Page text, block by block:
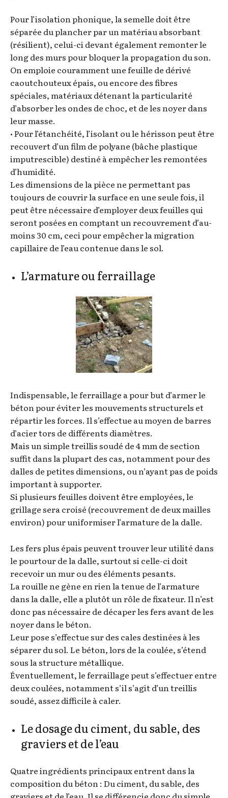
Pour l’isolation phonique, la semelle doit être
séparée du plancher par un matériau absorbant
(résilient), celui-ci devant également remonter le
long des murs pour bloquer la propagation du son.
On emploie couramment une feuille de dérivé
caoutchouteux épais, ou encore des fibres
spéciales, matériaux détenant la particularité
d’absorber les ondes de choc, et de les noyer dans
leur masse.
• Pour l’étanchéité, l’isolant ou le hérisson peut être
recouvert d’un film de polyane (bâche plastique
imputrescible) destiné à empêcher les remontées
d’humidité.
Les dimensions de la pièce ne permettant pas
toujours de couvrir la surface en une seule fois, il
peut être nécessaire d’employer deux feuilles qui
seront posées en comptant un recouvrement d’au-
moins 30 cm, ceci pour empêcher la migration
capillaire de l’eau contenue dans le sol.
L’armature ou ferraillage
Indispensable, le ferraillage a pour but d’armer le
béton pour éviter les mouvements structurels et
répartir les forces. Il s’effectue au moyen de barres
d’acier tors de différents diamètres.
Mais un simple treillis soudé de 4 mm de section
suffit dans la plupart des cas, notamment pour des
dalles de petites dimensions, ou n’ayant pas de poids
important à supporter.
Si plusieurs feuilles doivent être employées, le
grillage sera croisé (recouvrement de deux mailles
environ) pour uniformiser l’armature de la dalle.
Les fers plus épais peuvent trouver leur utilité dans
le pourtour de la dalle, surtout si celle-ci doit
recevoir un mur ou des éléments pesants.
La rouille ne gène en rien la tenue de l’armature
dans la dalle, elle a plutôt un rôle de fixateur. Il n’est
donc pas nécessaire de décaper les fers avant de les
noyer dans le béton.
Leur pose s’effectue sur des cales destinées à les
séparer du sol. Le béton, lors de la coulée, s’étend
sous la structure métallique.
Éventuellement, le ferraillage peut s’effectuer entre
deux coulées, notamment s’il s’agit d’un treillis
soudé, assez difficile à caler.
Le dosage du ciment, du sable, des
graviers et de l’eau
Quatre ingrédients principaux entrent dans la
composition du béton : Du ciment, du sable, des